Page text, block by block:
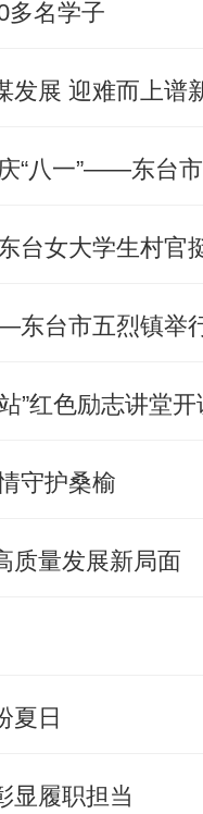
多名学子
发展 迎难而上谱
台女大学生村官
台市五烈镇举
”红色励志讲堂开
守护桑榆
质量发展新局面
夏日
显履职担当